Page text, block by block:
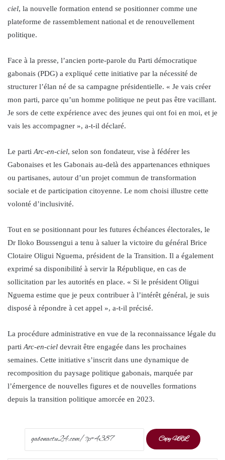
ciel, la nouvelle formation entend se positionner comme une
plateforme de rassemblement national et de renouvellement
politique.
Face à la presse, l’ancien porte-parole du Parti démocratique
gabonais (PDG) a expliqué cette initiative par la nécessité de
structurer l’élan né de sa campagne présidentielle. « Je vais créer
mon parti, parce qu’un homme politique ne peut pas être vacillant.
Je sors de cette expérience avec des jeunes qui ont foi en moi, et je
vais les accompagner », a-t-il déclaré.
Le parti Arc-en-ciel, selon son fondateur, vise à fédérer les
Gabonaises et les Gabonais au-delà des appartenances ethniques
ou partisanes, autour d’un projet commun de transformation
sociale et de participation citoyenne. Le nom choisi illustre cette
volonté d’inclusivité.
Tout en se positionnant pour les futures échéances électorales, le
Dr Iloko Boussengui a tenu à saluer la victoire du général Brice
Clotaire Oligui Nguema, président de la Transition. Il a également
exprimé sa disponibilité à servir la République, en cas de
sollicitation par les autorités en place. « Si le président Oligui
Nguema estime que je peux contribuer à l’intérêt général, je suis
disposé à répondre à cet appel », a-t-il précisé.
La procédure administrative en vue de la reconnaissance légale du
parti Arc-en-ciel devrait être engagée dans les prochaines
semaines. Cette initiative s’inscrit dans une dynamique de
recomposition du paysage politique gabonais, marquée par
l’émergence de nouvelles figures et de nouvelles formations
depuis la transition politique amorcée en 2023.
Copy URL